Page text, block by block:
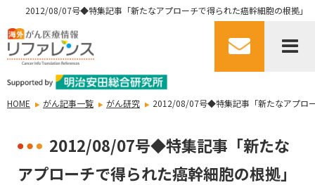
2012/08/07号◆特集記事「新たなアプローチで得られた癌幹細胞の根拠」
HOME がん記事一覧 がん研究 2012/08/07号◆特集記事「新たなアプロ
2012/08/07号◆特集記事「新たな
アプローチで得られた癌幹細胞の根拠」